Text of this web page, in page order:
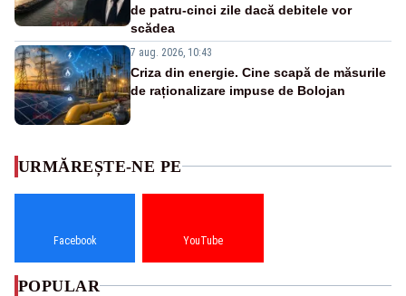
de patru-cinci zile dacă debitele vor
scădea
7 aug. 2026, 10:43
Criza din energie. Cine scapă de măsurile
de raționalizare impuse de Bolojan
URMĂREȘTE-NE PE
Facebook YouTube
POPULAR